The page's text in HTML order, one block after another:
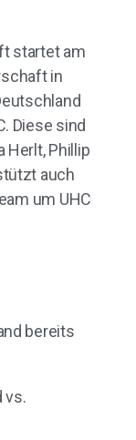
startet am
in
Diese sind
Herlt, Phillip
auch
um UHC
bereits
vs.